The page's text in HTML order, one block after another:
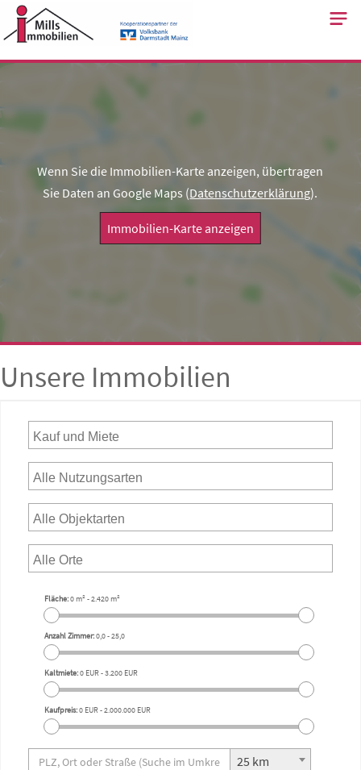
Skip
to
Wenn Sie die Immobilien-Karte anzeigen, übertragen
Sie Daten an Google Maps (Datenschutzerklärung).
Immobilien-Karte anzeigen
Unsere Immobilien
Fläche:0 m²-2.420 m²
Anzahl Zimmer:0,0-25,0
Kaltmiete:0 EUR-3.200 EUR
Kaufpreis:0 EUR-2.000.000 EUR
25 km